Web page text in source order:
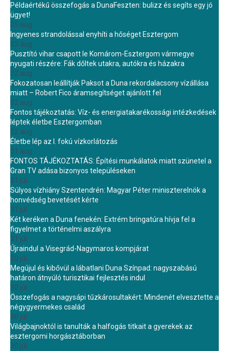
Példaértékű összefogás a DunaFeszten: bulizz és segíts egy jó
ügyet!
05 aug.
Ingyenes strandolással enyhíti a hőséget Esztergom
03 aug.
Pusztító vihar csapott le Komárom-Esztergom vármegye
nyugati részére: Fák dőltek utakra, autókra és házakra
02 aug.
Fokozatosan leállítják Paksot a Duna rekordalacsony vízállása
miatt – Robert Fico áramsegítséget ajánlott fel
02 aug.
Fontos tájékoztatás: Víz- és energiatakarékossági intézkedések
léptek életbe Esztergomban
02 aug.
Életbe lép az I. fokú vízkorlátozás
01 aug.
FONTOS TÁJÉKOZTATÁS: Építési munkálatok miatt szünetel a
Gran TV adása bizonyos településeken
31 júl.
Súlyos vízhiány Szentendrén: Magyar Péter miniszterelnök a
honvédség bevetését kérte
31 júl.
Két keréken a Duna fenekén: Extrém bringatúra hívja fel a
figyelmet a történelmi aszályra
31 júl.
Újraindul a Visegrád-Nagymaros kompjárat
30 júl.
Megújul és kibővül a lábatlani Duna Színpad: nagyszabású
határon átnyúló turisztikai fejlesztés indul
30 júl.
Összefogás a nagysápi tűzkárosultakért: Mindenét elvesztette a
négygyermekes család
30 júl.
Világbajnoktól is tanulták a halfogás titkait a gyerekek az
esztergomi horgásztáborban
30 júl.